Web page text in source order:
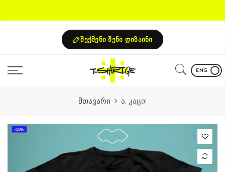
შექმენი შენი დიზაინი
ENG
მთავარი ა, კაცი!
-10%